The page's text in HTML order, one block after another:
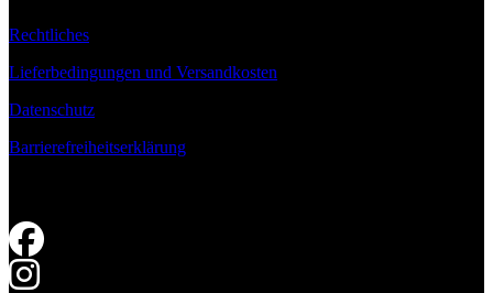
Rechtliches
Lieferbedingungen und Versandkosten
Datenschutz
Barrierefreiheitserklärung